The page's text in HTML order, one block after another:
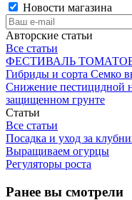
Новости магазина
Авторские статьи
Все статьи
ФЕСТИВАЛЬ
Гибриды и сорта Семко
Снижение пестицидной
защищенном грунте
Статьи
Все статьи
Посадка и уход за
Выращиваем огурцы
Регуляторы роста
Ранее вы смотрели